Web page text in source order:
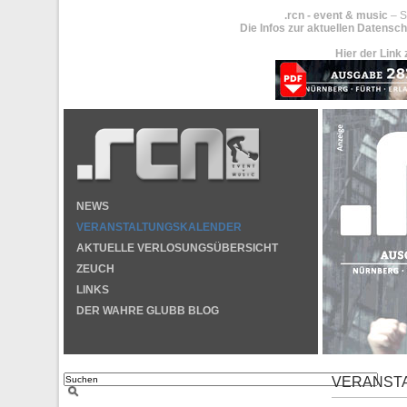
.rcn - event & music –
Die Infos zur aktuellen
Hier der Link
NEWS
VERANSTALTUNGSKALENDER
AKTUELLE VERLOSUNGSÜBERSICHT
ZEUCH
LINKS
DER WAHRE GLUBB BLOG